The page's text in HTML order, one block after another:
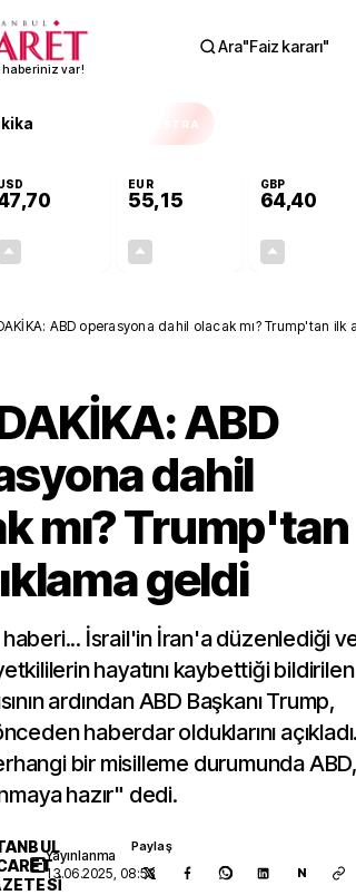
haberiniz var!
Ara"Faiz kararı"
EKSTRA
EUR
55,15
GBP
64,40
ABD operasyona dahil olacak mı? Trump'tan ilk
ABD
dahil
mı? Trump'tan
geldi
İsrail'in İran'a düzenlediği
hayatını kaybettiği bildirilen
ardından ABD Başkanı Trump,
haberdar olduklarını açıkladı.
bir misilleme durumunda ABD,
hazır" dedi.
Yayınlanma
13.06.2025, 08:53
Paylaş
N